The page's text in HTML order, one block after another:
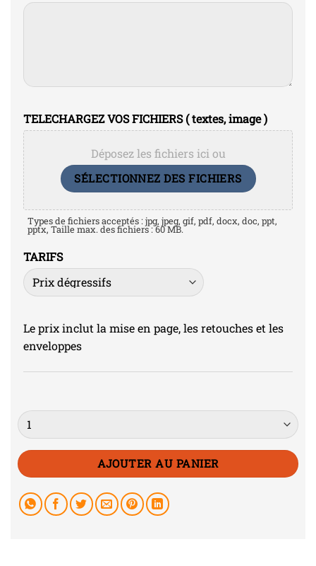
TELECHARGEZ VOS FICHIERS ( textes, image )
Déposez les fichiers ici ou
SÉLECTIONNEZ DES FICHIERS
Types de fichiers acceptés : jpg, jpeg, gif, pdf, docx, doc, ppt,
pptx, Taille max. des fichiers : 60 MB.
TARIFS
Le prix inclut la mise en page, les retouches et les
enveloppes
Quantité
AJOUTER AU PANIER